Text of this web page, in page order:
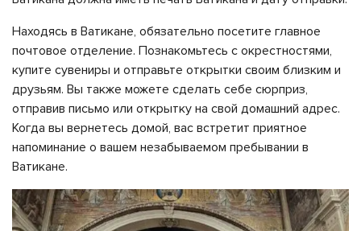
Находясь в Ватикане, обязательно посетите главное
почтовое отделение. Познакомьтесь с окрестностями,
купите сувениры и отправьте открытки своим близким и
друзьям. Вы также можете сделать себе сюрприз,
отправив письмо или открытку на свой домашний адрес.
Когда вы вернетесь домой, вас встретит приятное
напоминание о вашем незабываемом пребывании в
Ватикане.